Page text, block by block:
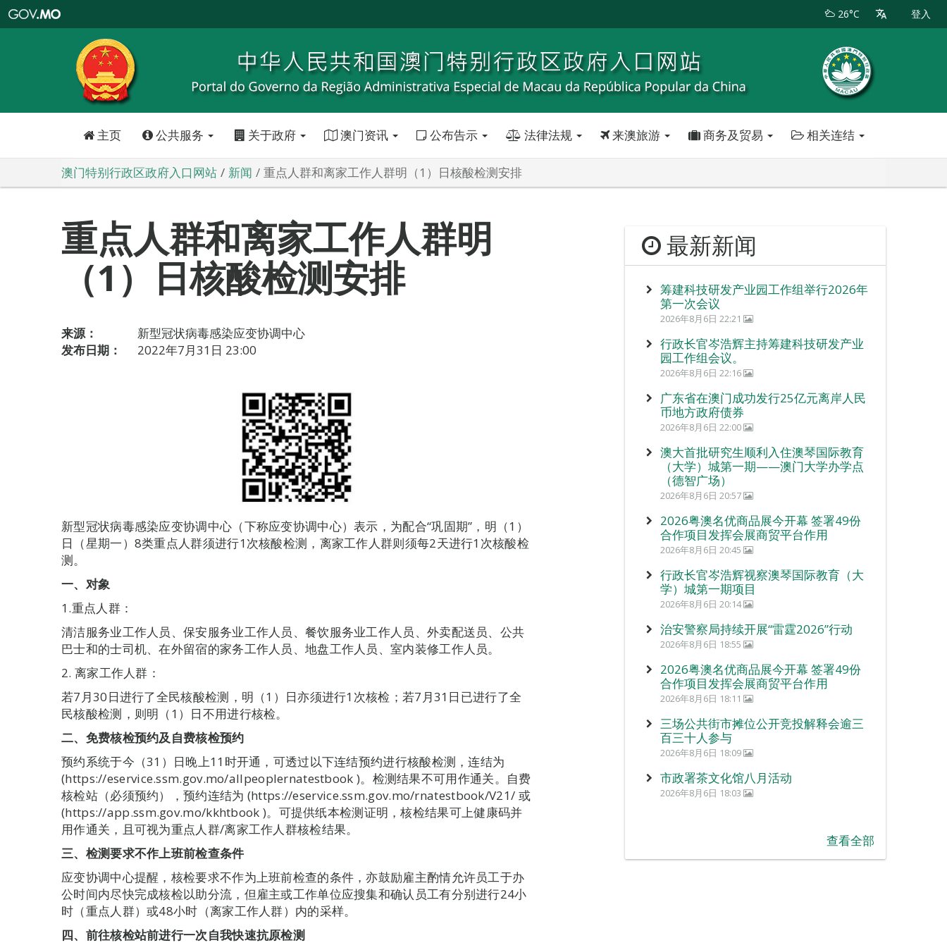
特
政
区
政
口
26°C 登入
主页 公共服务 关于政府 澳门资讯 公布告示 法律法规 来澳旅游 商务及贸易 相关连结
澳门特别行政区政府入口网站 新闻 重点人群和离家工作人群明（1）日核酸检测安排
重点人群和离家工作人群明
（1）日核酸检测安排
来源：
新型冠状病毒感染应变协调中心
发布日期：
2022年7月31日 23:00
新型冠状病毒感染应变协调中心（下称应变协调中心）表示，为配合“巩固期”，明（1）
日（星期一）8类重点人群须进行1次核酸检测，离家工作人群则须每2天进行1次核酸检
测。
一、对象
1.重点人群：
清洁服务业工作人员、保安服务业工作人员、餐饮服务业工作人员、外卖配送员、公共
巴士和的士司机、在外留宿的家务工作人员、地盘工作人员、室内装修工作人员。
2. 离家工作人群：
若7月30日进行了全民核酸检测，明（1）日亦须进行1次核检；若7月31日已进行了全
民核酸检测，则明（1）日不用进行核检。
二、免费核检预约及自费核检预约
预约系统于今（31）日晚上11时开通，可透过以下连结预约进行核酸检测，连结为
(https://eservice.ssm.gov.mo/allpeoplernatestbook )。检测结果不可用作通关。自费
核检站（必须预约），预约连结为 (https://eservice.ssm.gov.mo/rnatestbook/V21/ 或
(https://app.ssm.gov.mo/kkhtbook )。可提供纸本检测证明，核检结果可上健康码并
用作通关，且可视为重点人群/离家工作人群核检结果。
三、检测要求不作上班前检查条件
应变协调中心提醒，核检要求不作为上班前检查的条件，亦鼓励雇主酌情允许员工于办
公时间内尽快完成核检以助分流，但雇主或工作单位应搜集和确认员工有分别进行24小
时（重点人群）或48小时（离家工作人群）内的采样。
四、前往核检站前进行一次自我快速抗原检测
最新新闻
筹建科技研发产业园工作组举行2026年
第一次会议
2026年8月6日 22:21
行政长官岑浩辉主持筹建科技研发产业
园工作组会议。
2026年8月6日 22:16
广东省在澳门成功发行25亿元离岸人民
币地方政府债券
2026年8月6日 22:00
澳大首批研究生顺利入住澳琴国际教育
（大学）城第一期——澳门大学办学点
（德智广场）
2026年8月6日 20:57
2026粤澳名优商品展今开幕 签署49份
合作项目发挥会展商贸平台作用
2026年8月6日 20:45
行政长官岑浩辉视察澳琴国际教育（大
学）城第一期项目
2026年8月6日 20:14
治安警察局持续开展“雷霆2026”行动
2026年8月6日 18:55
2026粤澳名优商品展今开幕 签署49份
合作项目发挥会展商贸平台作用
2026年8月6日 18:11
三场公共街市摊位公开竞投解释会逾三
百三十人参与
2026年8月6日 18:09
市政署茶文化馆八月活动
2026年8月6日 18:03
查看全部